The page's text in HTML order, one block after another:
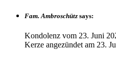
Fam. Ambroschütz says:
Kondolenz vom 23. Juni
Kerze angezündet am 23.